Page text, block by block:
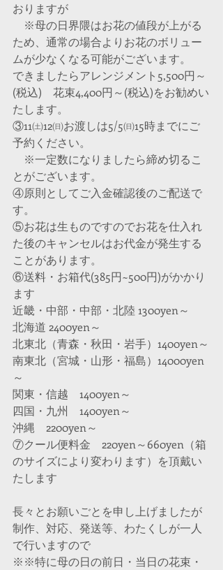
おりますが
※母の日界隈はお花の値段が上がる
ため、通常の場合よりお花のボリュー
ムが少なくなる可能がございます。
できましたらアレンジメント5,500円～
(税込)　花束4,400円～(税込)をお勧めい
たします。
③11㈯12㈰お渡しは5/5㈰15時までにご
予約ください。
※一定数になりましたら締め切るこ
とがございます。
④原則としてご入金確認後のご配送で
す。
⑤お花は生ものですのでお花を仕入れ
た後のキャンセルはお代金が発生する
ことがあります。
⑥送料・お箱代(385円~500円)がかかり
ます
近畿・中部・中部・北陸 1300yen～
北海道 2400yen～
北東北（青森・秋田・岩手）1400yen～
南東北（宮城・山形・福島）14000yen
～
関東・信越　1400yen～
四国・九州　1400yen～
沖縄　2200yen～
⑦クール便料金　220yen～660yen（箱
のサイズにより変わります）を頂戴い
たします
長々とお願いごとを申し上げましたが
制作、対応、発送等、わたくしが一人
で行いますので
※※特に母の日の前日・当日の花束・